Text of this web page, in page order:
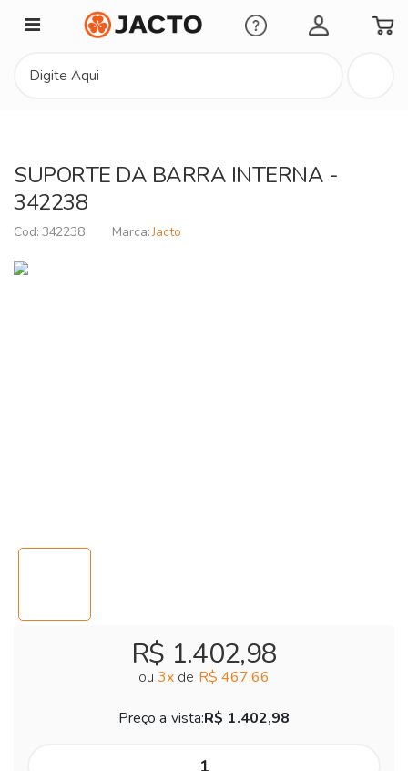
Minha Conta
SUPORTE DA BARRA INTERNA -
342238
342238 Jacto
R$ 1.402,98
ou 3x de R$ 467,66
Preço a vista:R$ 1.402,98